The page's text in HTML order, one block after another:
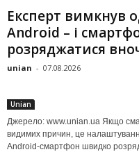
Експерт вимкнув
Android – і
розряджатися
unian - 07.08.2026
Unian
Джерело: www.unian.ua Якщо
видимих причин, це
Android-смартфон швидко